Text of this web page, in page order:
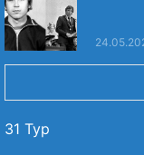
31 Тур